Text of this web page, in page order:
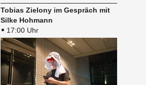
To­bi­as Zie­l­o­ny im Ge­spräch mit
Silke Hoh­mann
17:00 Uhr